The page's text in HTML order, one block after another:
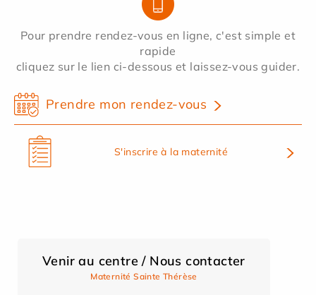
Pour prendre rendez-vous en ligne, c'est simple et
rapide
cliquez sur le lien ci-dessous et laissez-vous guider.
Prendre mon rendez-vous
S'inscrire à la maternité
Venir au centre / Nous contacter
Maternité Sainte Thérèse